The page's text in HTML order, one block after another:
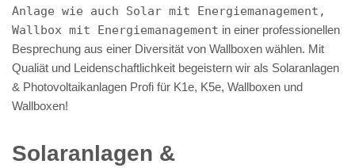
Anlage wie auch Solar mit Energiemanagement,
Wallbox mit Energiemanagement in einer professionellen
Besprechung aus einer Diversität von Wallboxen wählen. Mit
Qualiät und Leidenschaftlichkeit begeistern wir als Solaranlagen
& Photovoltaikanlagen Profi für K1e, K5e, Wallboxen und
Wallboxen!
Solaranlagen &